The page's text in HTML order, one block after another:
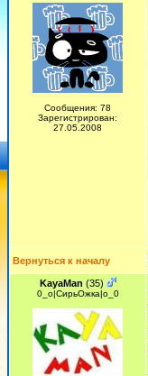
Сообщения: 78
Зарегистрирован:
27.05.2008
Вернуться к началу
KayaMan (35)
0_о|СирьОжка|о_0